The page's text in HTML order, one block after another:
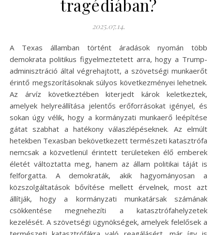
tragédiában?
2025.07.14.
A Texas államban történt áradások nyomán több
demokrata politikus figyelmeztetett arra, hogy a Trump-
adminisztráció által végrehajtott, a szövetségi munkaerőt
érintő megszorításoknak súlyos következményei lehetnek.
Az árvíz következtében kiterjedt károk keletkeztek,
amelyek helyreállítása jelentős erőforrásokat igényel, és
sokan úgy vélik, hogy a kormányzati munkaerő leépítése
gátat szabhat a hatékony válaszlépéseknek. Az elmúlt
hetekben Texasban bekövetkezett természeti katasztrófa
nemcsak a közvetlenül érintett területeken élő emberek
életét változtatta meg, hanem az állam politikai táját is
felforgatta. A demokraták, akik hagyományosan a
közszolgáltatások bővítése mellett érvelnek, most azt
állítják, hogy a kormányzati munkatársak számának
csökkentése megnehezíti a katasztrófahelyzetek
kezelését. A szövetségi ügynökségek, amelyek felelősek a